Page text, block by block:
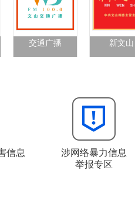
交通广播 新文山
信息
涉网络暴力信息
举报专区